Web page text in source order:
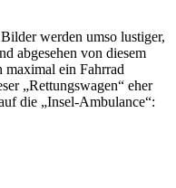
werden umso lustiger,
abgesehen von diesem
maximal ein Fahrrad
„Rettungswagen“ eher
die „Insel-Ambulance“: